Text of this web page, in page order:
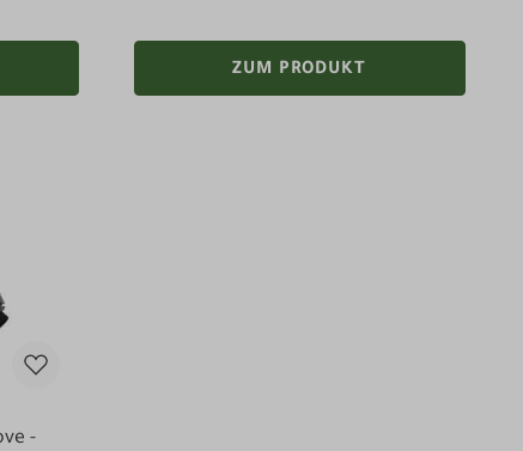
ZUM PRODUKT
-